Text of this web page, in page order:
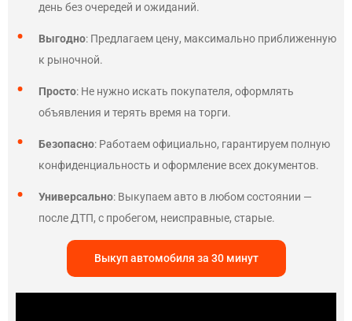
день без очередей и ожиданий.
Выгодно: Предлагаем цену, максимально приближенную
к рыночной.
Просто: Не нужно искать покупателя, оформлять
объявления и терять время на торги.
Безопасно: Работаем официально, гарантируем полную
конфиденциальность и оформление всех документов.
Универсально: Выкупаем авто в любом состоянии —
после ДТП, с пробегом, неисправные, старые.
Выкуп автомобиля за 30 минут